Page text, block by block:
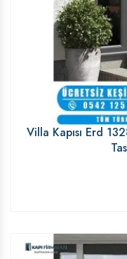
Villa Kapısı Erd